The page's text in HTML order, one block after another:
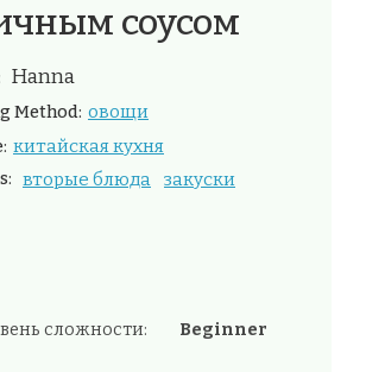
соусом
Hanna
Method: овощи
китайская кухня
вторые блюда закуски
сложности: Beginner